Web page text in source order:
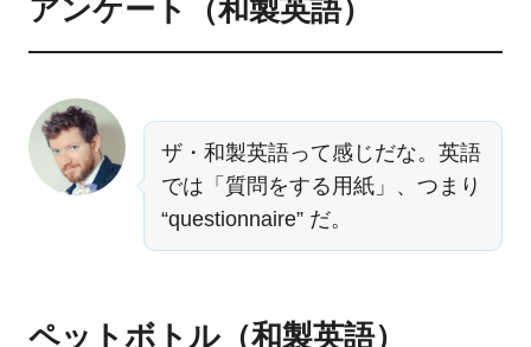
アンケート（和製英語）
ザ・和製英語って感じだな。英語
では「質問をする用紙」、つまり
“questionnaire” だ。
ペットボトル（和製英語）